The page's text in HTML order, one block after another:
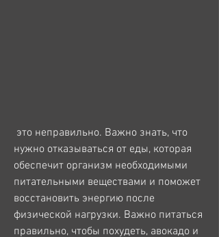
нужно отказываться от еды, которая
обеспечит организм необходимыми
питательными веществами и поможет
восстановить энергию после
физической нагрузки. Важно питаться
правильно, чтобы похудеть, авокадо и